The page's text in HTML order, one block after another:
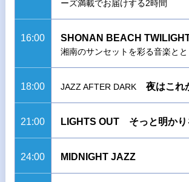
ーズ満載でお届けする2時間
16:00 SHONAN BEACH
湘南のサンセットを彩る音楽とと
18:00 JAZZ AFTER DARK 夜はこ
21:00 LIGHTS OUT そっと明かり
24:00 MIDNIGHT JAZZ